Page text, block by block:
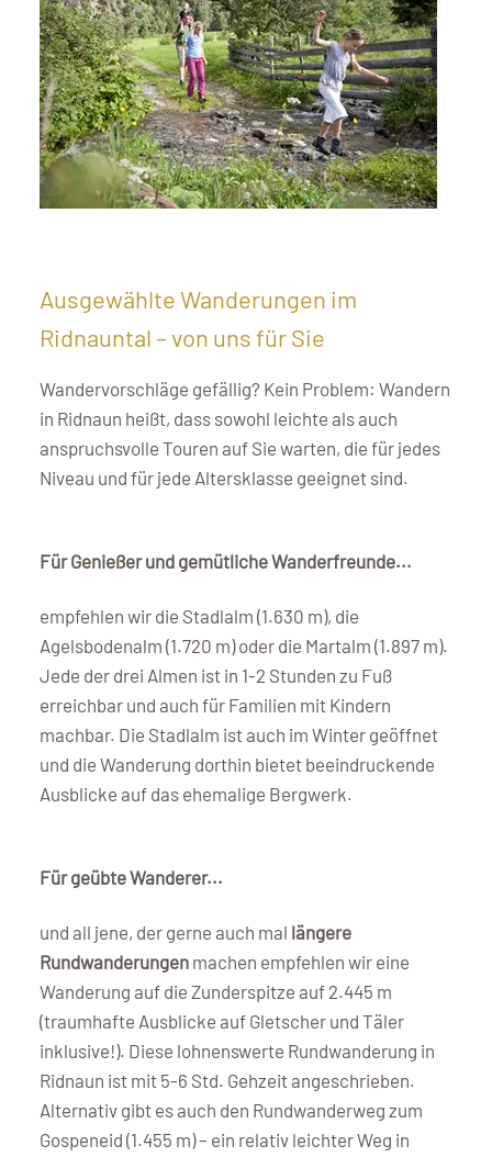
Ausgewählte Wanderungen im
Ridnauntal – von uns für Sie
Wandervorschläge gefällig? Kein Problem: Wandern
in Ridnaun heißt, dass sowohl leichte als auch
anspruchsvolle Touren auf Sie warten, die für jedes
Niveau und für jede Altersklasse geeignet sind.
Für Genießer und gemütliche Wanderfreunde...
empfehlen wir die Stadlalm (1.630 m), die
Agelsbodenalm (1.720 m) oder die Martalm (1.897 m).
Jede der drei Almen ist in 1-2 Stunden zu Fuß
erreichbar und auch für Familien mit Kindern
machbar. Die Stadlalm ist auch im Winter geöffnet
und die Wanderung dorthin bietet beeindruckende
Ausblicke auf das ehemalige Bergwerk.
Für geübte Wanderer...
und all jene, der gerne auch mal längere
Rundwanderungen machen empfehlen wir eine
Wanderung auf die Zunderspitze auf 2.445 m
(traumhafte Ausblicke auf Gletscher und Täler
inklusive!). Diese lohnenswerte Rundwanderung in
Ridnaun ist mit 5-6 Std. Gehzeit angeschrieben.
Alternativ gibt es auch den Rundwanderweg zum
Gospeneid (1.455 m) – ein relativ leichter Weg in